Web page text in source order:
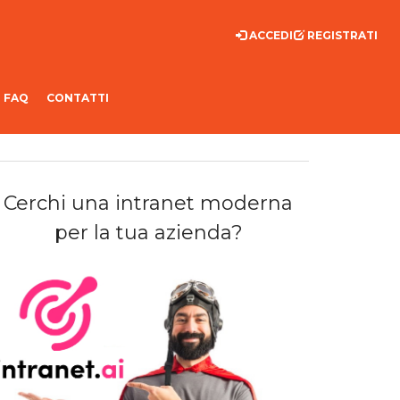
FAQ CONTATTI
REGISTRATI
ACCEDI
Cerchi una intranet moderna
per la tua azienda?